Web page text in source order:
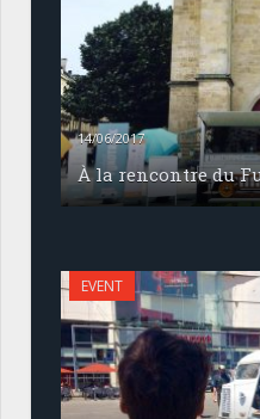
14/06/2017
À la rencontre du
EVENT